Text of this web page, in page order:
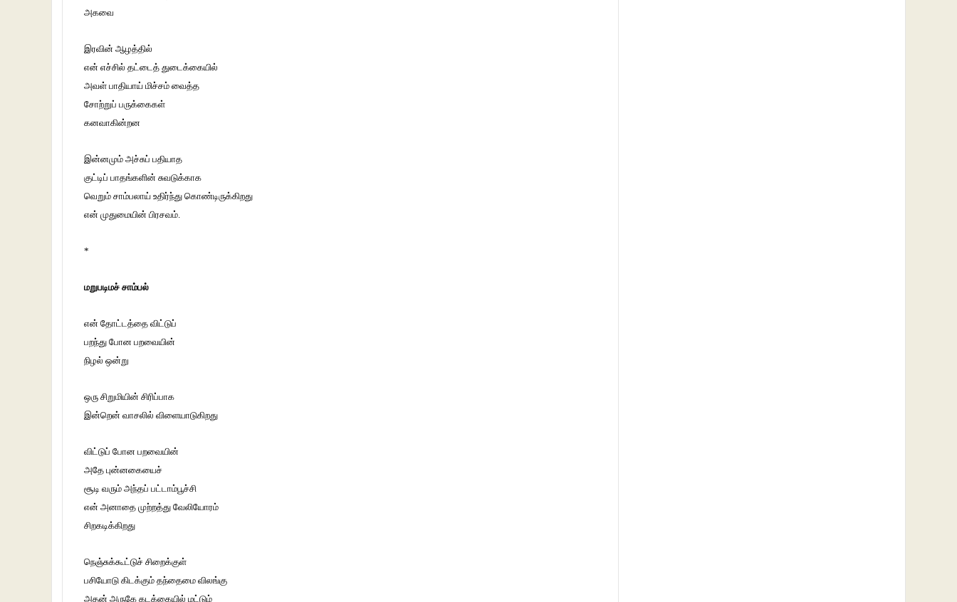
அகவை
இரவின் ஆழத்தில்
என் எச்சில் தட்டைத் துடைக்கையில்
அவள் பாதியாய் மிச்சம் வைத்த
சோற்றுப் பருக்கைகள்
கனவாகின்றன
இன்னமும் அச்சுப் பதியாத
குட்டிப் பாதங்களின் சுவடுக்காக
வெறும் சாம்பலாய் உதிர்ந்து கொண்டிருக்கிறது
என் முதுமையின் பிரசவம்.
*
மறுபடிமச் சாம்பல்
என் தோட்டத்தை விட்டுப்
பறந்து போன பறவையின்
நிழல் ஒன்று
ஒரு சிறுமியின் சிரிப்பாக
இன்றென் வாசலில் விளையாடுகிறது
விட்டுப் போன பறவையின்
அதே புன்னகையைச்
சூடி வரும் அந்தப் பட்டாம்பூச்சி
என் அனாதை முற்றத்து வேலியோரம்
சிறகடிக்கிறது
நெஞ்சுக்கூட்டுச் சிறைக்குள்
பசியோடு கிடக்கும் தந்தைமை விலங்கு
அதன் அருகே கடக்கையில் மட்டும்